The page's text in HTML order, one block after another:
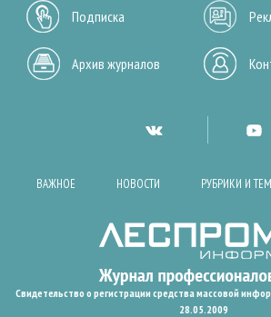
Подписка
Архив журналов
ВАЖНОЕ НОВОСТИ РУБРИКИ И
Свидетельство о регистрации средства массовой
28.05.2009